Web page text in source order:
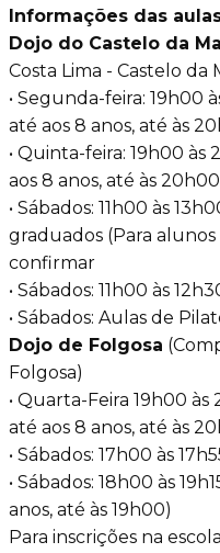
Informações das
Dojo do Castelo da
Costa Lima - Castelo da
• Segunda-feira: 19h00
até aos 8 anos, até às
• Quinta-feira: 19h00 às
aos 8 anos, até às
• Sábados: 11h00 às
graduados (Para alunos
confirmar
• Sábados: 11h00 às
• Sábados: Aulas de
Dojo de Folgosa
Folgosa)
• Quarta-Feira 19h00 às
até aos 8 anos, até às
• Sábados: 17h00 às
• Sábados: 18h00 às
anos, até às 19h00)
Para inscrições na